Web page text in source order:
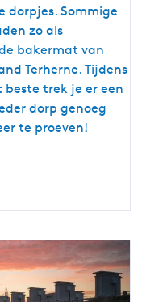
dorpjes. Sommige
zo als
bakermat van
Terherne. Tijdens
trek je er een
dorp genoeg
te proeven!